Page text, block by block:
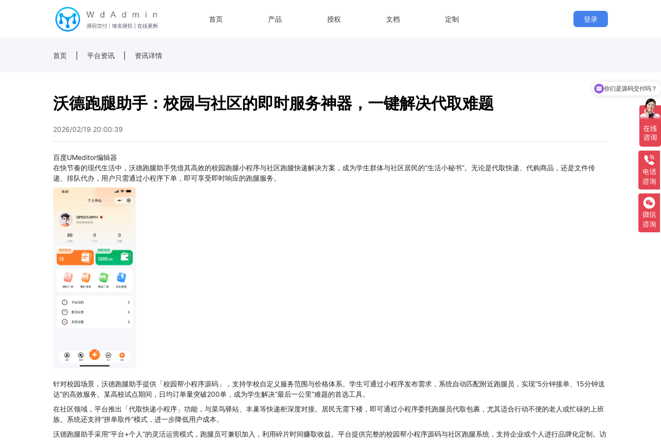
首页 产品 授权 文档 定制 登录
首页 平台资讯 资讯详情
沃德跑腿助手：校园与社区的即时服务神器，一键解决代取难题
2026/02/19 20:00:39
百度UMeditor编辑器
在快节奏的现代生活中，沃德跑腿助手凭借其高效的校园跑腿小程序与社区跑腿快递解决方案，成为学生群体与社区居民的“生活小秘书”。无论是代取快递、代购商品，还是文件传
递、排队代办，用户只需通过小程序下单，即可享受即时响应的跑腿服务。
针对校园场景，沃德跑腿助手提供「校园帮小程序源码」，支持学校自定义服务范围与价格体系。学生可通过小程序发布需求，系统自动匹配附近跑腿员，实现“5分钟接单、15分钟送
达”的高效服务。某高校试点期间，日均订单量突破200单，成为学生解决“最后一公里”难题的首选工具。
在社区领域，平台推出「代取快递小程序」功能，与菜鸟驿站、丰巢等快递柜深度对接。居民无需下楼，即可通过小程序委托跑腿员代取包裹，尤其适合行动不便的老人或忙碌的上班
族。系统还支持“拼单取件”模式，进一步降低用户成本。
沃德跑腿助手采用“平台+个人”的灵活运营模式，跑腿员可兼职加入，利用碎片时间赚取收益。平台提供完整的校园帮小程序源码与社区跑腿系统，支持企业或个人进行品牌化定制。访
你们是源码交付吗？